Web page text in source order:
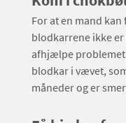
For at en mand
blodkarrene ikke
afhjælpe
blodkar i vævet,
måneder og er